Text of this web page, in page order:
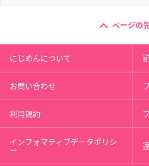
ページの
にじめんについて
お問い合わせ
利用規約
インフォマティブデータポリシ
ー